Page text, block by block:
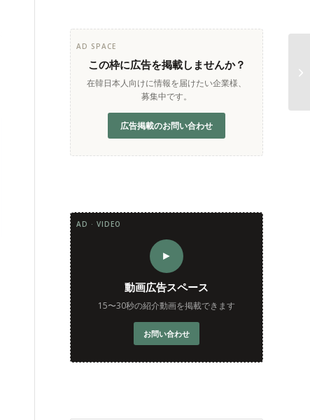
AD SPACE
この枠に広告を掲載しませんか？
在韓日本人向けに情報を届けたい企業様、
募集中です。
広告掲載のお問い合わせ
AD · VIDEO
►
動画広告スペース
15〜30秒の紹介動画を掲載できます
お問い合わせ